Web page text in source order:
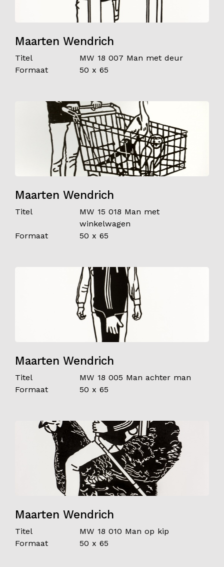
Maarten Wendrich
Titel
MW 18 007 Man met deur
Formaat
50 x 65
Maarten Wendrich
Titel
MW 15 018 Man met
winkelwagen
Formaat
50 x 65
Maarten Wendrich
Titel
MW 18 005 Man achter man
Formaat
50 x 65
Maarten Wendrich
Titel
MW 18 010 Man op kip
Formaat
50 x 65